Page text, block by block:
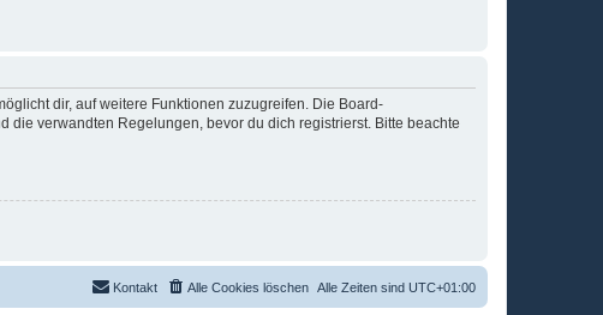
dir, auf weitere Funktionen zuzugreifen. Die Board-
verwandten Regelungen, bevor du dich registrierst. Bitte beachte
Alle Zeiten sind UTC+01:00
Alle Cookies löschen
Kontakt